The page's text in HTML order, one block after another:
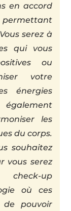
en accord
serez à
qui vous
ou
votre
énergies
les
du corps.
souhaitez
vous serez
up
où ces
de pouvoir